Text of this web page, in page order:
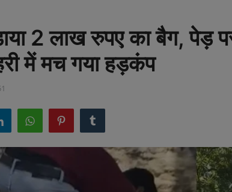
2 लाख रुपए का बैग, पेड़
में मच गया हड़कंप